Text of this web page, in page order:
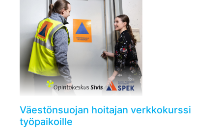
Väestönsuojan hoitajan verkkokurssi
työpaikoille